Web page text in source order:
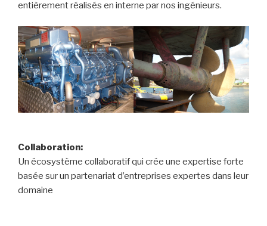
entièrement réalisés en interne par nos ingénieurs.
Collaboration:
Un écosystème collaboratif qui crée une expertise forte
basée sur un partenariat d’entreprises expertes dans leur
domaine